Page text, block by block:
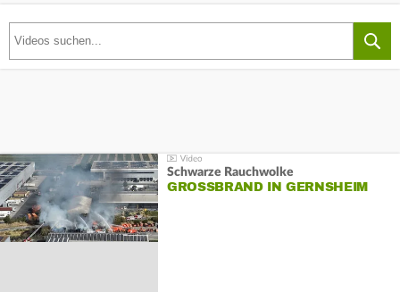
Schwarze Rauchwolke
GROSSBRAND IN GERNSHEIM